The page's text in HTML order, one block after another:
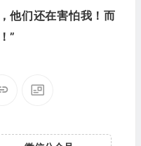
他们还在害怕我！而
”